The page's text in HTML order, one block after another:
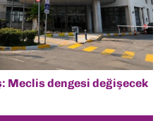
Meclis dengesi değişecek